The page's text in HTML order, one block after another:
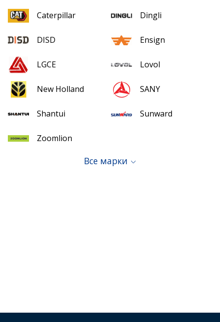
Caterpillar Dingli
DISD Ensign
LGCE Lovol
New Holland SANY
Shantui Sunward
Zoomlion
Все марки